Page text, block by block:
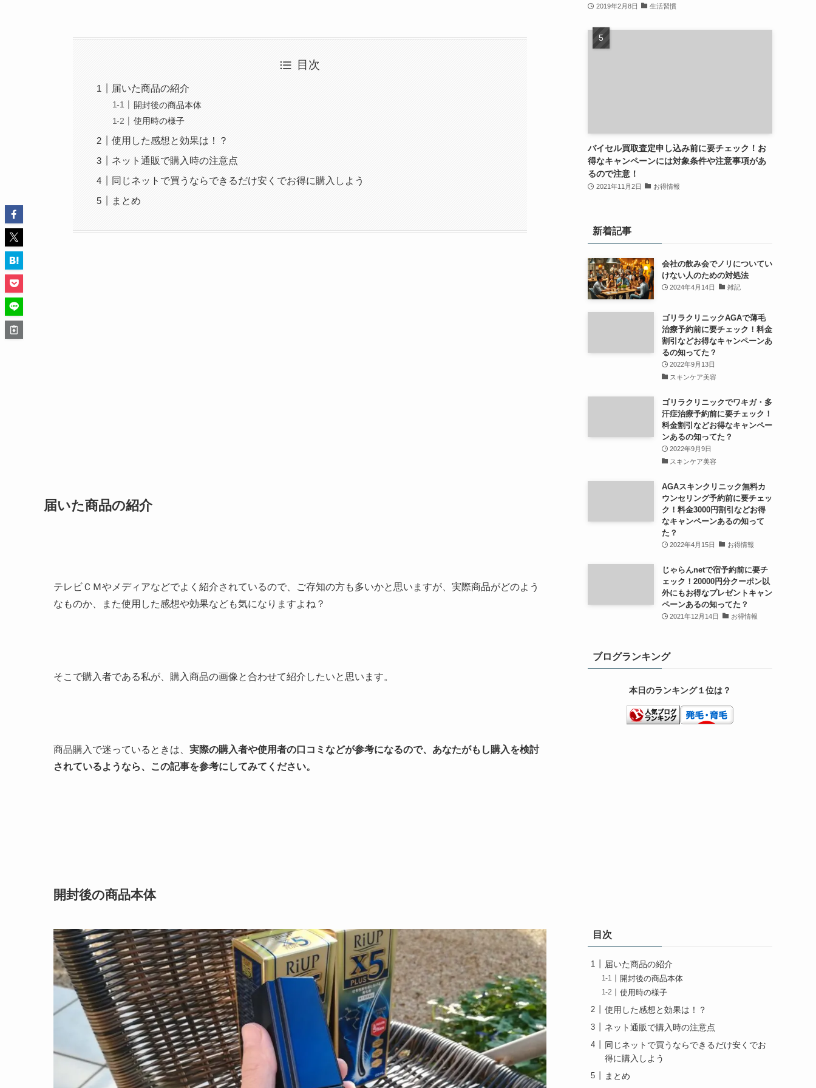
目次
届いた商品の紹介
開封後の商品本体
使用時の様子
使用した感想と効果は！？
ネット通販で購入時の注意点
同じネットで買うならできるだけ安くでお得に購入しよう
まとめ
届いた商品の紹介
テレビＣＭやメディアなどでよく紹介されているので、ご存知の方も多いかと思いますが、実際商品がどのよう
なものか、また使用した感想や効果なども気になりますよね？
そこで購入者である私が、購入商品の画像と合わせて紹介したいと思います。
商品購入で迷っているときは、 実際の購入者や使用者の口コミなどが参考になるので、あなたがもし購入を検討
されているようなら、この記事を参考にしてみてください。
開封後の商品本体
2019年2月8日 生活習慣
バイセル買取査定申し込み前に要チェック！お
得なキャンペーンには対象条件や注意事項があ
るので注意！
2021年11月2日 お得情報
新着記事
会社の飲み会でノリについてい
けない人のための対処法
2024年4月14日 雑記
ゴリラクリニックAGAで薄毛
治療予約前に要チェック！料金
割引などお得なキャンペーンあ
るの知ってた？
2022年9月13日
スキンケア美容
ゴリラクリニックでワキガ・多
汗症治療予約前に要チェック！
料金割引などお得なキャンペー
ンあるの知ってた？
2022年9月9日
スキンケア美容
AGAスキンクリニック無料カ
ウンセリング予約前に要チェッ
ク！料金3000円割引などお得
なキャンペーンあるの知って
た？
2022年4月15日 お得情報
じゃらんnetで宿予約前に要チ
ェック！20000円分クーポン以
外にもお得なプレゼントキャン
ペーンあるの知ってた？
2021年12月14日 お得情報
ブログランキング
本日のランキング１位は？
目次
届いた商品の紹介
開封後の商品本体
使用時の様子
使用した感想と効果は！？
ネット通販で購入時の注意点
同じネットで買うならできるだけ安くでお
得に購入しよう
まとめ